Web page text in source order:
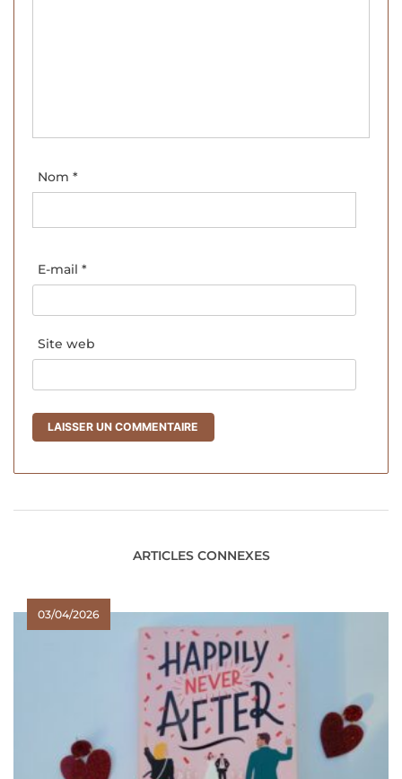
Nom *
E-mail *
Site web
ARTICLES CONNEXES
03/04/2026